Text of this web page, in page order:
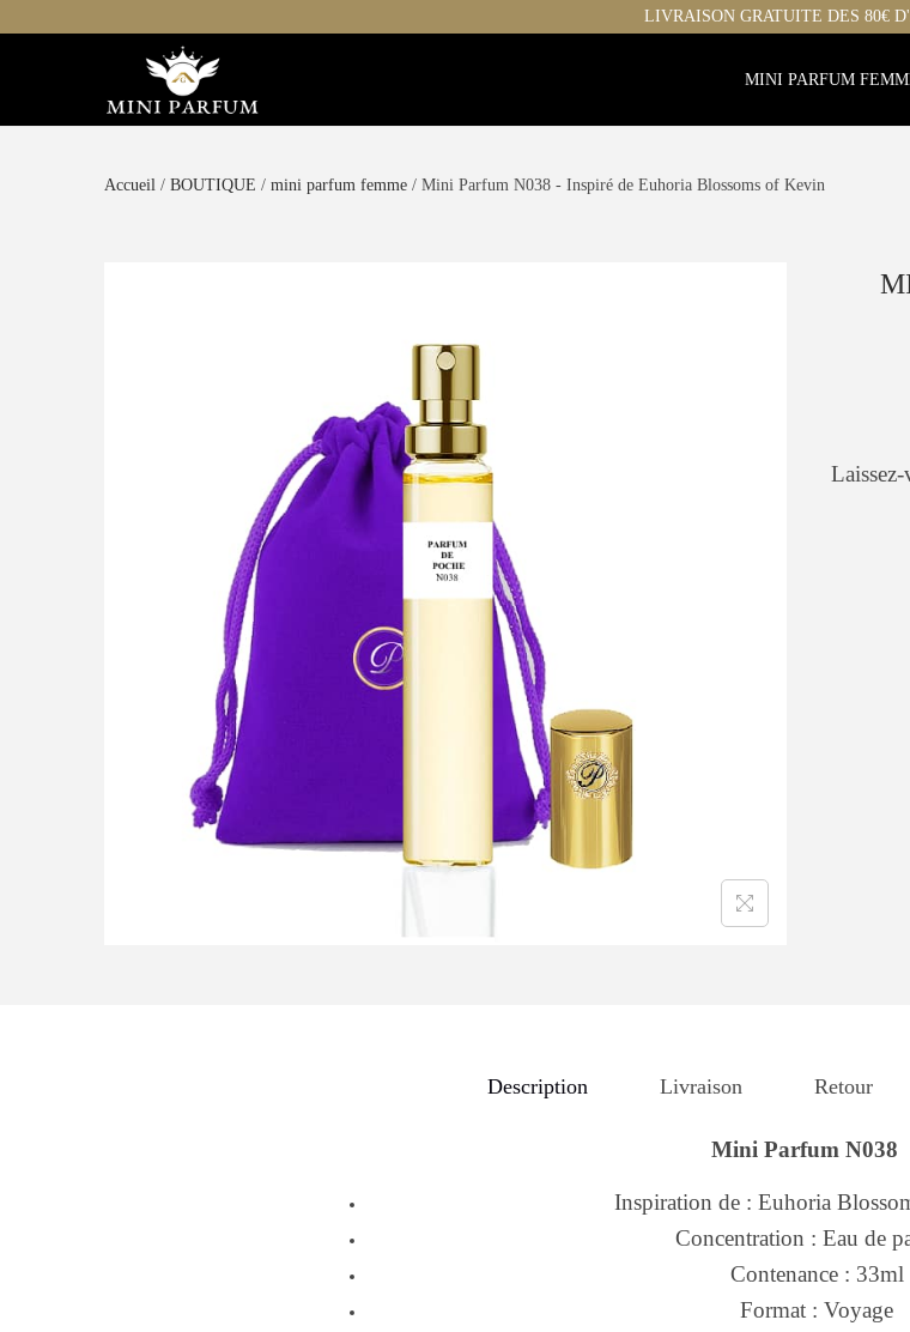
LIVRAISON GRATUITE DES 80€
MINI PARFUM
Accueil / BOUTIQUE / mini parfum femme / Mini Parfum N038 - Inspiré de Euhoria Blossoms of Kevin
Description Livraison Retour
Mini Parfum N038
Inspiration de : Euhoria
Concentration : Eau de
Contenance : 33ml
Format : Voyage